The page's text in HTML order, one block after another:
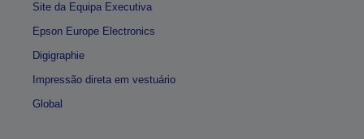
Site da Equipa Executiva
Epson Europe Electronics
Digigraphie
Impressão direta em vestuário
Global